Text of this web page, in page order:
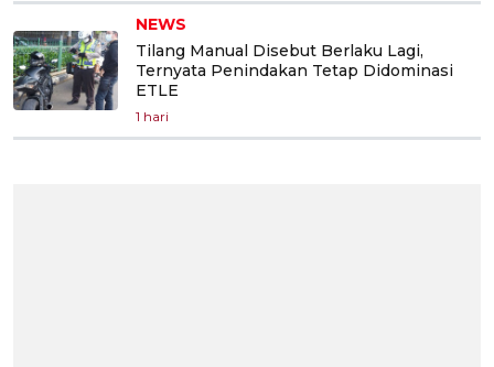
NEWS
Tilang Manual Disebut Berlaku Lagi,
Ternyata Penindakan Tetap Didominasi
ETLE
1 hari